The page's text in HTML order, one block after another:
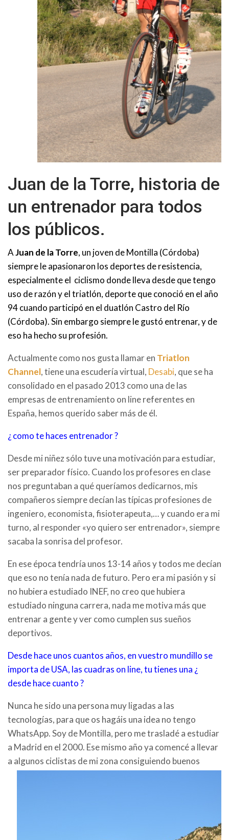
Juan de la Torre, historia de
un entrenador para todos
los públicos.
AJuan de la Torre, un joven de Montilla (Córdoba)
siempre le apasionaron los deportes de resistencia,
especialmente el ciclismo donde lleva desde que tengo
uso de razón y el triatlón, deporte que conoció en el año
94 cuando participó en el duatlón Castro del Río
(Córdoba). Sin embargo siempre le gustó entrenar, y de
eso ha hecho su profesión.
Actualmente como nos gusta llamar en Triatlon
Channel, tiene una escudería virtual, Desabi, que se ha
consolidado en el pasado 2013 como una de las
empresas de entrenamiento on line referentes en
España, hemos querido saber más de él.
¿ como te haces entrenador ?
Desde mi niñez sólo tuve una motivación para estudiar,
ser preparador físico. Cuando los profesores en clase
nos preguntaban a qué queríamos dedicarnos, mis
compañeros siempre decían las típicas profesiones de
ingeniero, economista, fisioterapeuta,… y cuando era mi
turno, al responder «yo quiero ser entrenador», siempre
sacaba la sonrisa del profesor.
En ese época tendría unos 13-14 años y todos me decían
que eso no tenía nada de futuro. Pero era mi pasión y si
no hubiera estudiado INEF, no creo que hubiera
estudiado ninguna carrera, nada me motiva más que
entrenar a gente y ver como cumplen sus sueños
deportivos.
Desde hace unos cuantos años, en vuestro mundillo se
importa de USA, las cuadras on line, tu tienes una ¿
desde hace cuanto ?
Nunca he sido una persona muy ligadas a las
tecnologías, para que os hagáis una idea no tengo
WhatsApp. Soy de Montilla, pero me trasladé a estudiar
a Madrid en el 2000. Ese mismo año ya comencé a llevar
a algunos ciclistas de mi zona consiguiendo buenos